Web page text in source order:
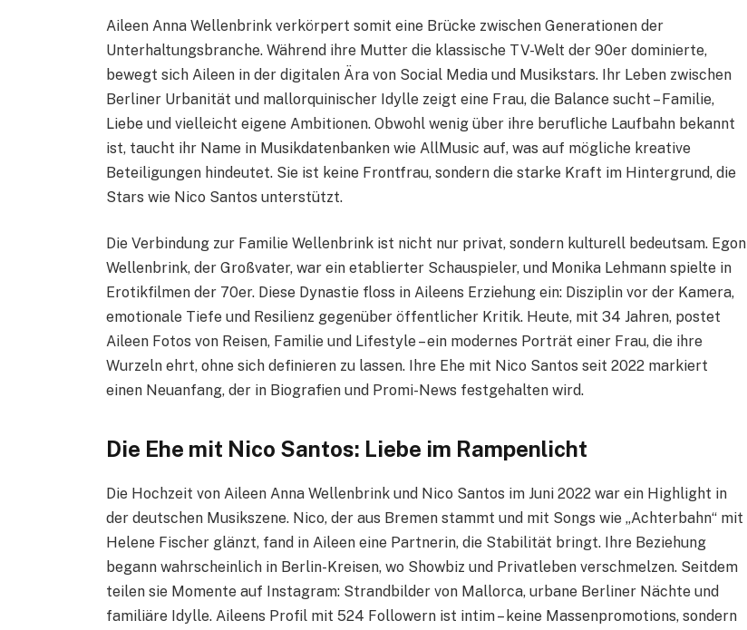
Aileen Anna Wellenbrink verkörpert somit eine Brücke zwischen Generationen der
Unterhaltungsbranche. Während ihre Mutter die klassische TV-Welt der 90er dominierte,
bewegt sich Aileen in der digitalen Ära von Social Media und Musikstars. Ihr Leben zwischen
Berliner Urbanität und mallorquinischer Idylle zeigt eine Frau, die Balance sucht – Familie,
Liebe und vielleicht eigene Ambitionen. Obwohl wenig über ihre berufliche Laufbahn bekannt
ist, taucht ihr Name in Musikdatenbanken wie AllMusic auf, was auf mögliche kreative
Beteiligungen hindeutet. Sie ist keine Frontfrau, sondern die starke Kraft im Hintergrund, die
Stars wie Nico Santos unterstützt.
Die Verbindung zur Familie Wellenbrink ist nicht nur privat, sondern kulturell bedeutsam. Egon
Wellenbrink, der Großvater, war ein etablierter Schauspieler, und Monika Lehmann spielte in
Erotikfilmen der 70er. Diese Dynastie floss in Aileens Erziehung ein: Disziplin vor der Kamera,
emotionale Tiefe und Resilienz gegenüber öffentlicher Kritik. Heute, mit 34 Jahren, postet
Aileen Fotos von Reisen, Familie und Lifestyle – ein modernes Porträt einer Frau, die ihre
Wurzeln ehrt, ohne sich definieren zu lassen. Ihre Ehe mit Nico Santos seit 2022 markiert
einen Neuanfang, der in Biografien und Promi-News festgehalten wird.
Die Ehe mit Nico Santos: Liebe im Rampenlicht
Die Hochzeit von Aileen Anna Wellenbrink und Nico Santos im Juni 2022 war ein Highlight in
der deutschen Musikszene. Nico, der aus Bremen stammt und mit Songs wie „Achterbahn“ mit
Helene Fischer glänzt, fand in Aileen eine Partnerin, die Stabilität bringt. Ihre Beziehung
begann wahrscheinlich in Berlin-Kreisen, wo Showbiz und Privatleben verschmelzen. Seitdem
teilen sie Momente auf Instagram: Strandbilder von Mallorca, urbane Berliner Nächte und
familiäre Idylle. Aileens Profil mit 524 Followern ist intim – keine Massenpromotions, sondern